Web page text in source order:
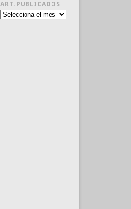
ART.PUBLICADOS
Art.publicados